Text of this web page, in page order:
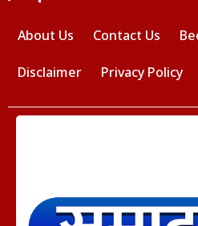
About Us Contact Us
Disclaimer Privacy Policy